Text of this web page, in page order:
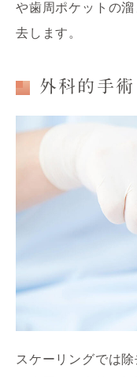
や歯周ポケットの
去します。
外科的手術
スケーリングでは